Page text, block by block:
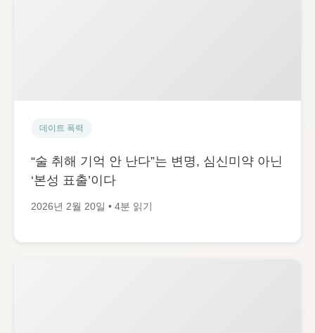
데이트 폭력
“술 취해 기억 안 난다”는 변명, 심신미약 아닌
‘본성 표출’이다
2026년 2월 20일 • 4분 읽기